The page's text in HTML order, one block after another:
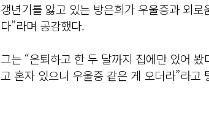
갱년기를 앓고 있는 방은희가 우울증과 외
다”라며 공감했다.
그는 “은퇴하고 한 두 달까지 집에만 있어
고 혼자 있으니 우울증 같은 게 오더라”라고